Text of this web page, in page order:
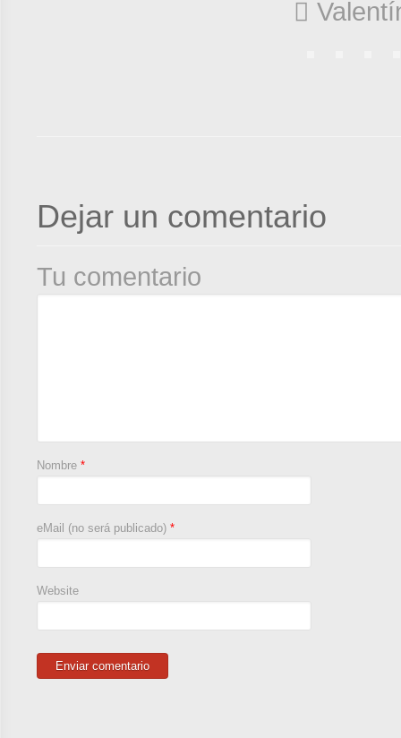

Dejar un comentario
Tu comentario
Nombre *
eMail (no será publicado) *
Website